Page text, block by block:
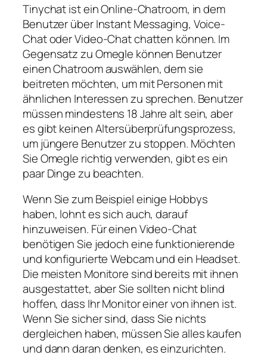
Tinychat ist ein Online-Chatroom, in dem
Benutzer über Instant Messaging, Voice-
Chat oder Video-Chat chatten können. Im
Gegensatz zu Omegle können Benutzer
einen Chatroom auswählen, dem sie
beitreten möchten, um mit Personen mit
ähnlichen Interessen zu sprechen. Benutzer
müssen mindestens 18 Jahre alt sein, aber
es gibt keinen Altersüberprüfungsprozess,
um jüngere Benutzer zu stoppen. Möchten
Sie Omegle richtig verwenden, gibt es ein
paar Dinge zu beachten.
Wenn Sie zum Beispiel einige Hobbys
haben, lohnt es sich auch, darauf
hinzuweisen. Für einen Video-Chat
benötigen Sie jedoch eine funktionierende
und konfigurierte Webcam und ein Headset.
Die meisten Monitore sind bereits mit ihnen
ausgestattet, aber Sie sollten nicht blind
hoffen, dass Ihr Monitor einer von ihnen ist.
Wenn Sie sicher sind, dass Sie nichts
dergleichen haben, müssen Sie alles kaufen
und dann daran denken, es einzurichten.